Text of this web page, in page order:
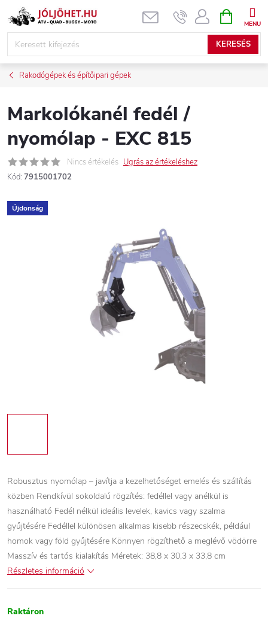
Ugrás
KERESÉS
KOSÁR
Rakodógépek és építőipari gépek
Markolókanél fedél /
nyomólap - EXC 815
Nincs értékelés Ugrás az értékeléshez
Kód: 7915001702
Újdonság
Robusztus nyomólap – javítja a kezelhetőséget emelés és szállítás
közben Rendkívül sokoldalú rögzítés: fedéllel vagy anélkül is
használható Fedél nélkül ideális levelek, kavics vagy szalma
gyűjtésére Fedéllel különösen alkalmas kisebb részecskék, például
homok vagy föld gyűjtésére Könnyen rögzíthető a meglévő vödörre
Masszív és tartós kialakítás Méretek: 38,8 x 30,3 x 33,8 cm
Részletes információ
Raktáron